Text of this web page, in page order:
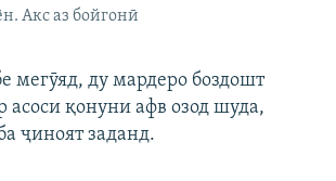
Акс аз бойгонӣ
мегӯяд, ду мардеро боздошт
асоси қонуни афв озод шуда,
ҷиноят заданд.